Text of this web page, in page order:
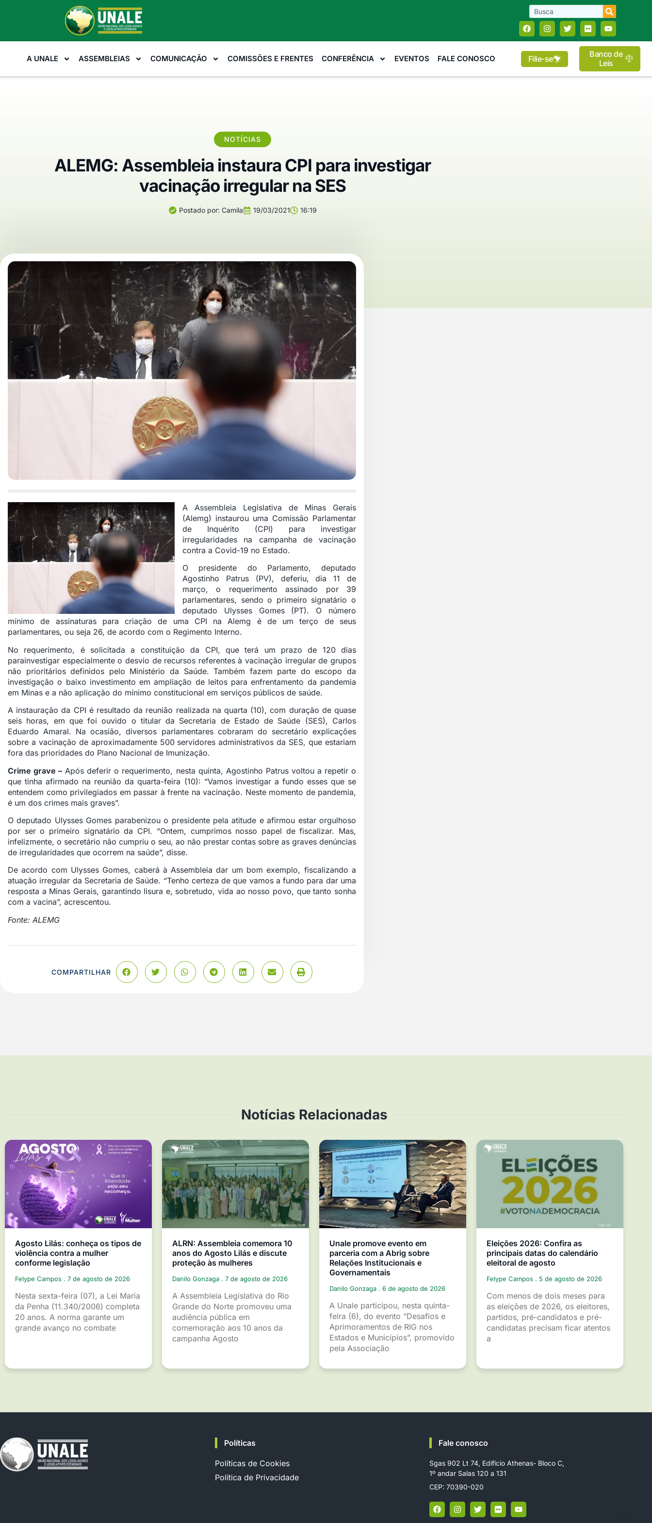
A UNALE ASSEMBLEIAS COMUNICAÇÃO COMISSÕES E FRENTES CONFERÊNCIA EVENTOS FALE CONOSCO Filie-se
Banco de
Leis
NOTÍCIAS
ALEMG: Assembleia instaura CPI para investigar
vacinação irregular na SES
Postado por: Camila 19/03/2021 16:19
A Assembleia Legislativa de Minas Gerais
(Alemg) instaurou uma Comissão Parlamentar
de Inquérito (CPI) para investigar
irregularidades na campanha de vacinação
contra a Covid-19 no Estado.
O presidente do Parlamento, deputado
Agostinho Patrus (PV), deferiu, dia 11 de
março, o requerimento assinado por 39
parlamentares, sendo o primeiro signatário o
deputado Ulysses Gomes (PT). O número
mínimo de assinaturas para criação de uma CPI na Alemg é de um terço de seus
parlamentares, ou seja 26, de acordo com o Regimento Interno.
No requerimento, é solicitada a constituição da CPI, que terá um prazo de 120 dias
parainvestigar especialmente o desvio de recursos referentes à vacinação irregular de grupos
não prioritários definidos pelo Ministério da Saúde. Também fazem parte do escopo da
investigação o baixo investimento em ampliação de leitos para enfrentamento da pandemia
em Minas e a não aplicação do mínimo constitucional em serviços públicos de saúde.
A instauração da CPI é resultado da reunião realizada na quarta (10), com duração de quase
seis horas, em que foi ouvido o titular da Secretaria de Estado de Saúde (SES), Carlos
Eduardo Amaral. Na ocasião, diversos parlamentares cobraram do secretário explicações
sobre a vacinação de aproximadamente 500 servidores administrativos da SES, que estariam
fora das prioridades do Plano Nacional de Imunização.
Crime grave – Após deferir o requerimento, nesta quinta, Agostinho Patrus voltou a repetir o
que tinha afirmado na reunião da quarta-feira (10): “Vamos investigar a fundo esses que se
entendem como privilegiados em passar à frente na vacinação. Neste momento de pandemia,
é um dos crimes mais graves”.
O deputado Ulysses Gomes parabenizou o presidente pela atitude e afirmou estar orgulhoso
por ser o primeiro signatário da CPI. “Ontem, cumprimos nosso papel de fiscalizar. Mas,
infelizmente, o secretário não cumpriu o seu, ao não prestar contas sobre as graves denúncias
de irregularidades que ocorrem na saúde”, disse.
De acordo com Ulysses Gomes, caberá à Assembleia dar um bom exemplo, fiscalizando a
atuação irregular da Secretaria de Saúde. “Tenho certeza de que vamos a fundo para dar uma
resposta a Minas Gerais, garantindo lisura e, sobretudo, vida ao nosso povo, que tanto sonha
com a vacina”, acrescentou.
Fonte: ALEMG
COMPARTILHAR
Notícias Relacionadas
Agosto Lilás: conheça os tipos de
violência contra a mulher
conforme legislação
Felype Campos 7 de agosto de 2026
Nesta sexta-feira (07), a Lei Maria
da Penha (11.340/2006) completa
20 anos. A norma garante um
grande avanço no combate
ALRN: Assembleia comemora 10
anos do Agosto Lilás e discute
proteção às mulheres
Danilo Gonzaga 7 de agosto de 2026
A Assembleia Legislativa do Rio
Grande do Norte promoveu uma
audiência pública em
comemoração aos 10 anos da
campanha Agosto
Unale promove evento em
parceria com a Abrig sobre
Relações Institucionais e
Governamentais
Danilo Gonzaga 6 de agosto de 2026
A Unale participou, nesta quinta-
feira (6), do evento “Desafios e
Aprimoramentos de RIG nos
Estados e Municípios”, promovido
pela Associação
Eleições 2026: Confira as
principais datas do calendário
eleitoral de agosto
Felype Campos 5 de agosto de 2026
Com menos de dois meses para
as eleições de 2026, os eleitores,
partidos, pré-candidatos e pré-
candidatas precisam ficar atentos
a
Políticas
Políticas de Cookies
Política de Privacidade
Fale conosco
Sgas 902 Lt 74, Edifício Athenas- Bloco C,
1º andar Salas 120 a 131
CEP: 70390-020